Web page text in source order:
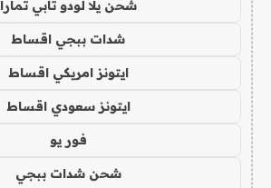
شحن يلا لودو تابي تمارا
شدات ببجي اقساط
ايتونز امريكي اقساط
ايتونز سعودي اقساط
فور يو
شحن شدات ببجي